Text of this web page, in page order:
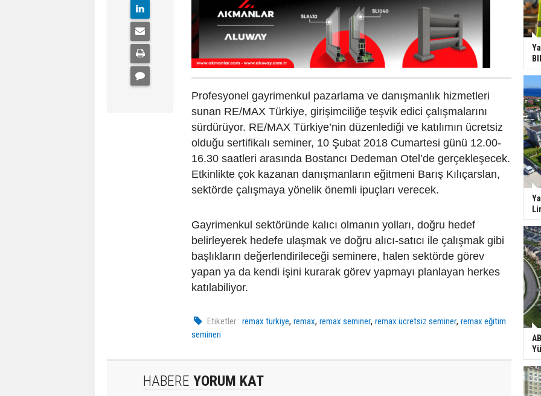
Profesyonel gayrimenkul pazarlama ve danışmanlık hizmetleri
sunan RE/MAX Türkiye, girişimciliğe teşvik edici çalışmalarını
sürdürüyor. RE/MAX Türkiye’nin düzenlediği ve katılımın ücretsiz
olduğu sertifikalı seminer, 10 Şubat 2018 Cumartesi günü 12.00-
16.30 saatleri arasında Bostancı Dedeman Otel’de gerçekleşecek.
Etkinlikte çok kazanan danışmanların eğitmeni Barış Kılıçarslan,
sektörde çalışmaya yönelik önemli ipuçları verecek.
Gayrimenkul sektöründe kalıcı olmanın yolları, doğru hedef
belirleyerek hedefe ulaşmak ve doğru alıcı-satıcı ile çalışmak gibi
başlıkların değerlendirileceği seminere, halen sektörde görev
yapan ya da kendi işini kurarak görev yapmayı planlayan herkes
katılabiliyor.
Etiketler : remax türkiye,remax,remax seminer,remax ücretsiz seminer,remax eğitim
semineri
HABERE YORUM KAT